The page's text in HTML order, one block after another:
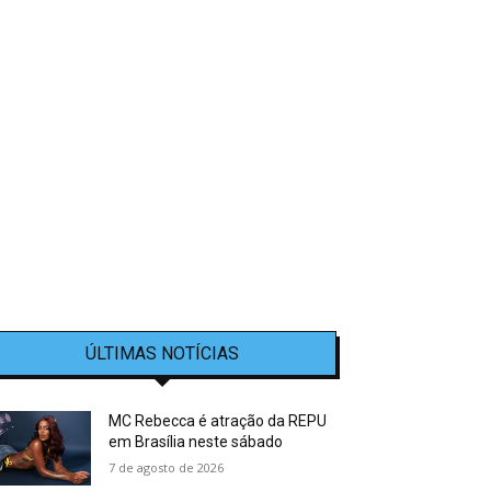
ÚLTIMAS NOTÍCIAS
MC Rebecca é atração da REPU
em Brasília neste sábado
7 de agosto de 2026